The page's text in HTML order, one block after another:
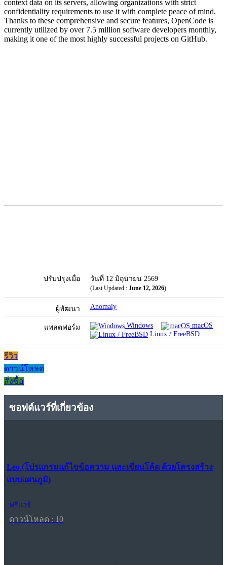
context data on its servers, allowing organizations with strict
confidentiality requirements to use it with complete peace of mind.
Thanks to these comprehensive and secure features, OpenCode is
currently utilized by over 7.5 million software developers monthly,
making it one of the most highly successful projects on GitHub.
ปรับปรุงเมื่อ วันที่ 12 มิถุนายน 2569
(Last Updated : June 12, 2026)
ผู้พัฒนา Anomaly
แพลตฟอร์ม Windows
macOS
Linux / FreeBSD
รีวิว
ดาวน์โหลด
สั่งซื้อ
ซอฟต์แวร์ที่เกี่ยวข้อง
Leo (โปรแกรมแก้ไขข้อความ และเขียนโค้ด ด้วยโครงสร้าง
แบบแผนภูมิ)
ฟรีแวร์
ดาวน์โหลด : 10